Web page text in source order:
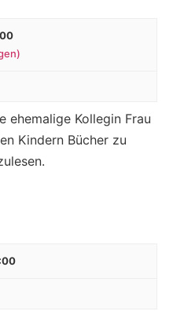
ehemalige Kollegin Frau
Kindern Bücher zu